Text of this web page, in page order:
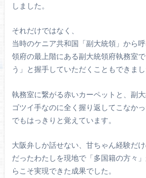
しました。
それだけではなく、
当時のケニア共和国「副大統領」から
領府の最上階にある副大統領府執務室
う」と握手していただくこともできまし
執務室に繋がる赤いカーペットと、副
ゴツイ手なのに全く握り返してこなか
でもはっきりと覚えています。
大阪弁しか話せない、甘ちゃん経験だ
だったわたしを現地で「多国籍の方々
らこそ実現できた成果でした。